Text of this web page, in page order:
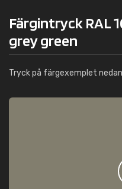
Färgintryck RAL
grey green
Tryck på färgexemplet